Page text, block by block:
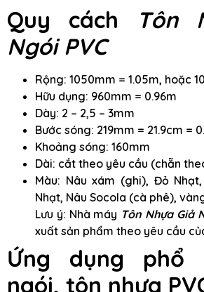
Quy cách
Tôn
Ngói PVC
Rộng: 1050mm = 1.05m, hoặc
Hữu dụng: 960mm = 0.96m
Dày: 2 – 2,5 – 3mm
Bước sóng: 219mm = 21.9cm =
Khoảng sóng: 160mm
Dài: cắt theo yêu cầu (chẵn
Màu: Nâu xám (ghi), Đỏ
Nhạt, Nâu Socola (cà phê),
Lưu ý: Nhà máy Tôn Nhựa Giả
xuất sản phẩm theo yêu cầu
Ứng dụng phổ
ngói, tôn nhựa